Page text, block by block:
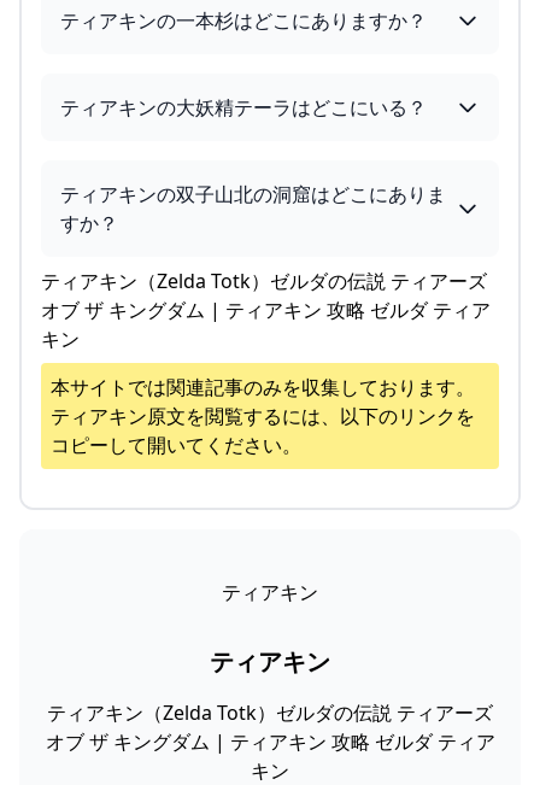
ティアキンの一本杉はどこにありますか？
ティアキンの大妖精テーラはどこにいる？
ティアキンの双子山北の洞窟はどこにありま
すか？
ティアキン（Zelda Totk）ゼルダの伝説 ティアーズ
オブ ザ キングダム | ティアキン 攻略 ゼルダ ティア
キン
本サイトでは関連記事のみを収集しております。
ティアキン原文を閲覧するには、以下のリンクを
コピーして開いてください。
ティアキン
ティアキン
ティアキン（Zelda Totk）ゼルダの伝説 ティアーズ
オブ ザ キングダム | ティアキン 攻略 ゼルダ ティア
キン